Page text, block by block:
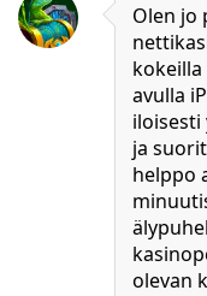
Olen jo
kokeilla
avulla
iloisesti
ja
helppo
olevan